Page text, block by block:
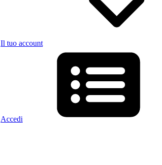
Il tuo account
Accedi